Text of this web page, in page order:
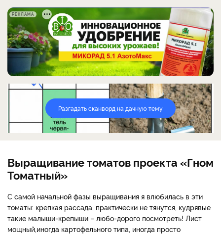
РЕКЛАМА
Разгадать сканворд на дачную тему
Выращивание томатов проекта «Гном
Томатный»
С самой начальной фазы выращивания я влюбилась в эти
томаты: крепкая рассада, практически не тянутся, кудрявые
такие малыши-крепыши – любо-дорого посмотреть! Лист
мощный,иногда картофельного типа, иногда просто